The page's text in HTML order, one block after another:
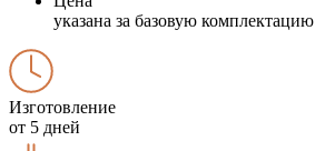
указана за базовую комплектацию
Изготовление
от 5 дней